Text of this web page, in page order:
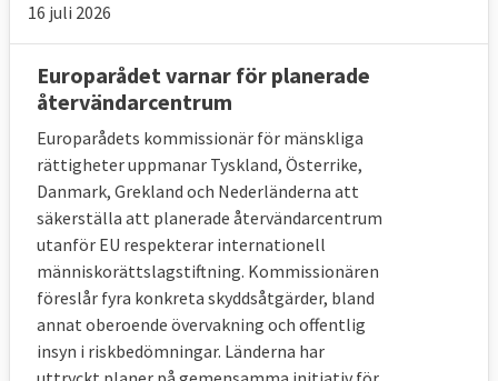
73 procent av irländarna har en ganska eller
mycket positiv syn. Motsvarande siffra i
Sverige är 64 procent.
Generellt har andelen positiva till
invandring ökat något i medlemsländerna
sedan 2014 (graf 2).
I de länder som inte vill ta emot
asylsökande och som motarbetar förslaget
om omfördelning inom EU har en stor andel
av medborgarna en negativ syn på
invandring från icke-EU-länder.
16 juli 2026
Europarådet varnar för planerade
återvändarcentrum
Europarådets kommissionär för mänskliga
rättigheter uppmanar Tyskland, Österrike,
Danmark, Grekland och Nederländerna att
säkerställa att planerade återvändarcentrum
utanför EU respekterar internationell
människorättslagstiftning. Kommissionären
föreslår fyra konkreta skyddsåtgärder, bland
annat oberoende övervakning och offentlig
insyn i riskbedömningar. Länderna har